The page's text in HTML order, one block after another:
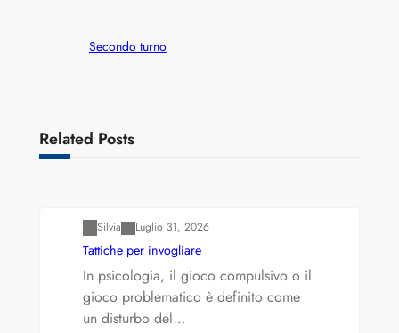
Secondo turno
Related Posts
Silvia Luglio 31, 2026
Tattiche per invogliare
In psicologia, il gioco compulsivo o il
gioco problematico è definito come
un disturbo del…